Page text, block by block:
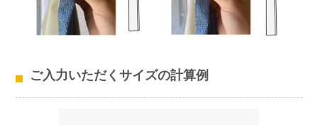
ご入力いただくサイズの計算例